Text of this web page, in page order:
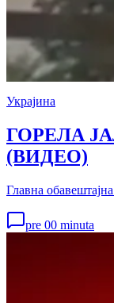
Украјина
ГОРЕЛА
(ВИДЕО)
Главна
pre 00 minuta